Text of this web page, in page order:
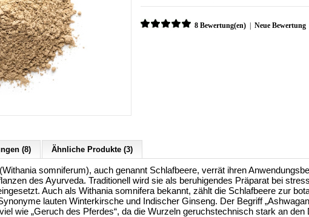
8 Bewertung(en) Neue Bewertung
(8) Ähnliche Produkte (3)
somniferum), auch genannt Schlafbeere, verrät ihren
des Ayurveda. Traditionell wird sie als beruhigendes Präparat bei
Auch als Withania somnifera bekannt, zählt die Schlafbeere zur
lauten Winterkirsche und Indischer Ginseng. Der Begriff
wie „Geruch des Pferdes“, da die Wurzeln geruchstechnisch stark an den